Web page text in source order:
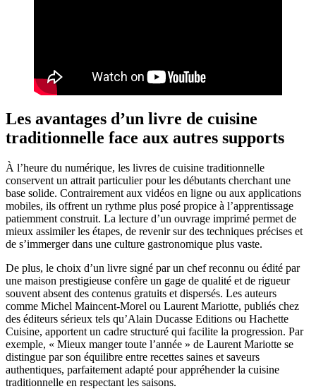
Les avantages d’un livre de cuisine
traditionnelle face aux autres supports
À l’heure du numérique, les livres de cuisine traditionnelle
conservent un attrait particulier pour les débutants cherchant une
base solide. Contrairement aux vidéos en ligne ou aux applications
mobiles, ils offrent un rythme plus posé propice à l’apprentissage
patiemment construit. La lecture d’un ouvrage imprimé permet de
mieux assimiler les étapes, de revenir sur des techniques précises et
de s’immerger dans une culture gastronomique plus vaste.
De plus, le choix d’un livre signé par un chef reconnu ou édité par
une maison prestigieuse confère un gage de qualité et de rigueur
souvent absent des contenus gratuits et dispersés. Les auteurs
comme Michel Maincent-Morel ou Laurent Mariotte, publiés chez
des éditeurs sérieux tels qu’Alain Ducasse Editions ou Hachette
Cuisine, apportent un cadre structuré qui facilite la progression. Par
exemple, « Mieux manger toute l’année » de Laurent Mariotte se
distingue par son équilibre entre recettes saines et saveurs
authentiques, parfaitement adapté pour appréhender la cuisine
traditionnelle en respectant les saisons.